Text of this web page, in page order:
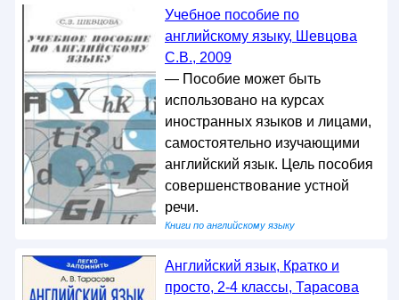
Учебное пособие по
английскому языку, Шевцова
С.В., 2009
— Пособие может быть
использовано на курсах
иностранных языков и лицами,
самостоятельно изучающими
английский язык. Цель пособия
совершенствование устной
речи.
Книги по английскому языку
Английский язык, Кратко и
просто, 2-4 классы, Тарасова